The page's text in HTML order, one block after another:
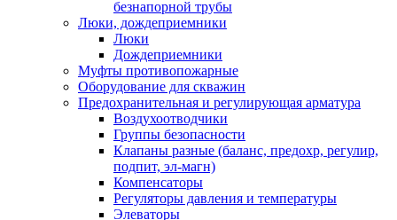
безнапорной трубы
Люки, дождеприемники
Люки
Дождеприемники
Муфты противопожарные
Оборудование для скважин
Предохранительная и регулирующая арматура
Воздухоотводчики
Группы безопасности
Клапаны разные (баланс, предохр, регулир,
подпит, эл-магн)
Компенсаторы
Регуляторы давления и температуры
Элеваторы